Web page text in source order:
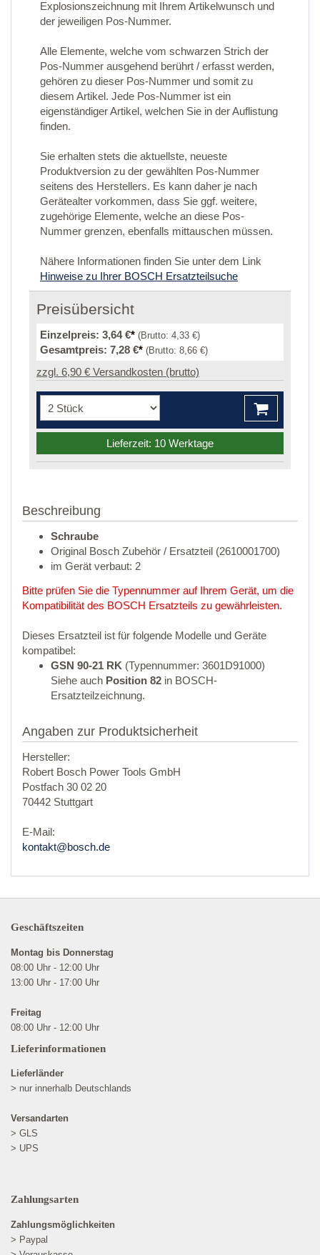
Explosionszeichnung mit Ihrem Artikelwunsch und
der jeweiligen Pos-Nummer.
Alle Elemente, welche vom schwarzen Strich der
Pos-Nummer ausgehend berührt / erfasst werden,
gehören zu dieser Pos-Nummer und somit zu
diesem Artikel. Jede Pos-Nummer ist ein
eigenständiger Artikel, welchen Sie in der Auflistung
finden.
Sie erhalten stets die aktuellste, neueste
Produktversion zu der gewählten Pos-Nummer
seitens des Herstellers. Es kann daher je nach
Gerätealter vorkommen, dass Sie ggf. weitere,
zugehörige Elemente, welche an diese Pos-
Nummer grenzen, ebenfalls mittauschen müssen.
Nähere Informationen finden Sie unter dem Link
Hinweise zu Ihrer BOSCH Ersatzteilsuche
Preisübersicht
Einzelpreis: 3,64 €* (Brutto: 4,33 €)
Gesamtpreis: 7,28 €* (Brutto: 8,66 €)
zzgl. 6,90 € Versandkosten (brutto)
Lieferzeit: 10 Werktage
Beschreibung
Schraube
Original Bosch Zubehör / Ersatzteil (2610001700)
im Gerät verbaut: 2
Bitte prüfen Sie die Typennummer auf Ihrem Gerät, um die
Kompatibilität des BOSCH Ersatzteils zu gewährleisten.
Dieses Ersatzteil ist für folgende Modelle und Geräte
kompatibel:
GSN 90-21 RK (Typennummer: 3601D91000)
Siehe auch Position 82 in BOSCH-
Ersatzteilzeichnung.
Angaben zur Produktsicherheit
Hersteller:
Robert Bosch Power Tools GmbH
Postfach 30 02 20
70442 Stuttgart
E-Mail:
kontakt@bosch.de
Geschäftszeiten
Montag bis Donnerstag
08:00 Uhr - 12:00 Uhr
13:00 Uhr - 17:00 Uhr
Freitag
08:00 Uhr - 12:00 Uhr
Lieferinformationen
Lieferländer
> nur innerhalb Deutschlands
Versandarten
> GLS
> UPS
Zahlungsarten
Zahlungsmöglichkeiten
> Paypal